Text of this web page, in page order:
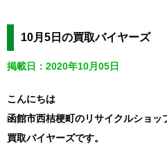
10月5日の買取バイヤーズ
掲載日：2020年10月05日
こんにちは
函館市西桔梗町のリサイクルショッ
買取バイヤーズです。